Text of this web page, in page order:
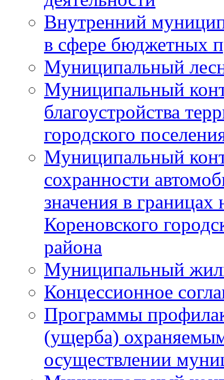
Внутренний
в сфере бюджетных
Муниципальный
Муниципальный
благоустройства
городского
Муниципальный
сохранности
значения в
Кореновского
района
Муниципальный
Концессионное
Программы
(ущерба)
осуществлении